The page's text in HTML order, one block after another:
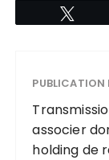
PUBLICATION
associer
holding de